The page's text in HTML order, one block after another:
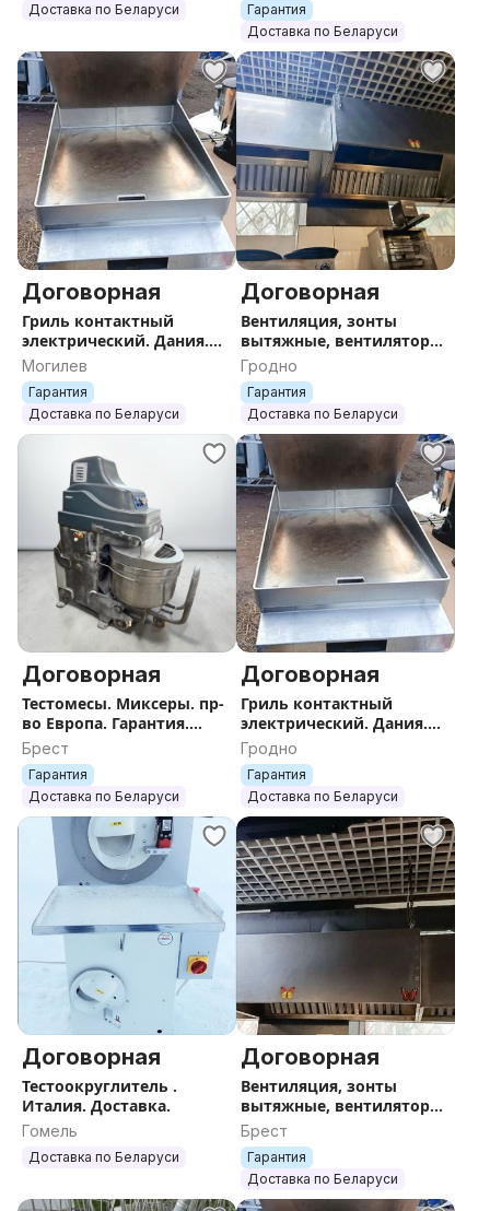
Доставка по Беларуси
Гарантия
Доставка по Беларуси
Договорная
Гриль контактный
электрический. Дания.
Гарантия. Доставка.
Могилев
Гарантия
Доставка по Беларуси
Договорная
Вентиляция, зонты
вытяжные, вентиляторы.
Гарантия. Доставка.
Гродно
Гарантия
Доставка по Беларуси
Договорная
Тестомесы. Миксеры. пр-
во Европа. Гарантия.
Доставка.
Брест
Гарантия
Доставка по Беларуси
Договорная
Гриль контактный
электрический. Дания.
Гарантия. Доставка.
Гродно
Гарантия
Доставка по Беларуси
Договорная
Тестоокруглитель .
Италия. Доставка.
Гомель
Доставка по Беларуси
Договорная
Вентиляция, зонты
вытяжные, вентиляторы.
Гарантия. Доставка.
Брест
Гарантия
Доставка по Беларуси